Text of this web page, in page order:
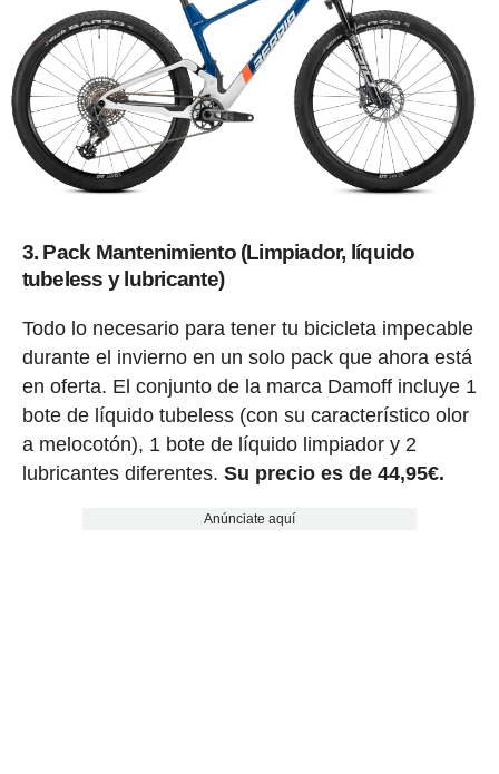
3. Pack Mantenimiento (Limpiador, líquido
tubeless y lubricante)
Todo lo necesario para tener tu bicicleta impecable
durante el invierno en un solo pack que ahora está
en oferta. El conjunto de la marca Damoff incluye 1
bote de líquido tubeless (con su característico olor
a melocotón), 1 bote de líquido limpiador y 2
lubricantes diferentes. Su precio es de 44,95€.
Anúnciate aquí